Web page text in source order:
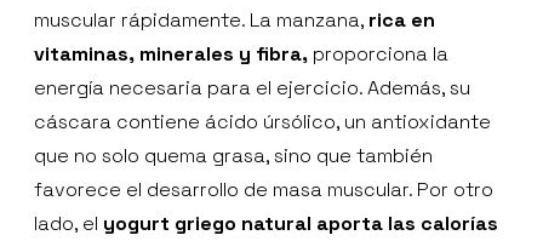
muscular rápidamente. La manzana, rica en
vitaminas, minerales y fibra, proporciona la
energía necesaria para el ejercicio. Además, su
cáscara contiene ácido úrsólico, un antioxidante
que no solo quema grasa, sino que también
favorece el desarrollo de masa muscular. Por otro
lado, el yogurt griego natural aporta las calorías